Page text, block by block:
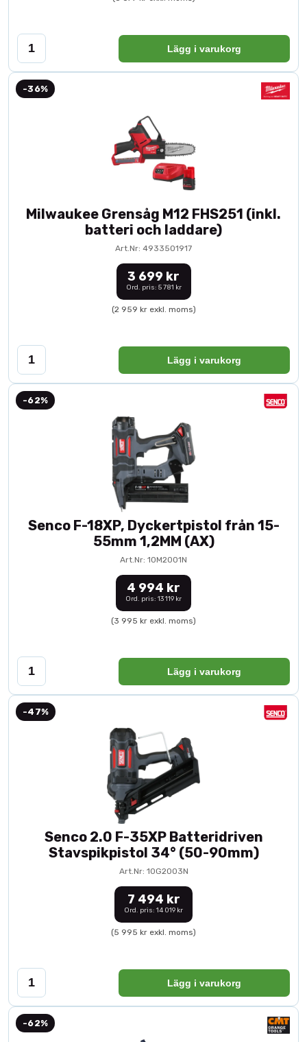
Lägg i varukorg
-36%
Milwaukee Grensåg M12 FHS251 (inkl.
batteri och laddare)
Art.Nr: 4933501917
3 699 kr
Ord. pris: 5 781 kr
(2 959 kr exkl. moms)
Lägg i varukorg
-62%
Senco F-18XP, Dyckertpistol från 15-
55mm 1,2MM (AX)
Art.Nr: 10M2001N
4 994 kr
Ord. pris: 13 119 kr
(3 995 kr exkl. moms)
Lägg i varukorg
-47%
Senco 2.0 F-35XP Batteridriven
Stavspikpistol 34° (50-90mm)
Art.Nr: 10G2003N
7 494 kr
Ord. pris: 14 019 kr
(5 995 kr exkl. moms)
Lägg i varukorg
-62%